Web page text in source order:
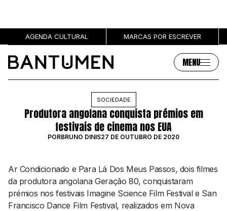
AGENDA CULTURAL MARCAS POR ESCREVER
MENU
MÚSICA
ENTREVISTAS
OPINIÃO
PODCAST
Sobre
SOBRE NÓS
PUBLICIDADE
SOCIEDADE
Produtora angolana conquista prémios em
festivais de cinema nos EUA
PORBRUNO DINIS27 DE OUTUBRO DE 2020
Ar Condicionado e Para Lá Dos Meus Passos, dois filmes
da produtora angolana Geração 80, conquistaram
prémios nos festivais Imagine Science Film Festivale San
Francisco Dance Film Festival, realizados em Nova